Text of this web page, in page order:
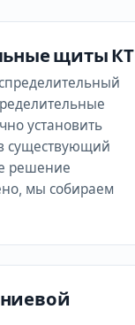
щиты КТ
установить
существующий
решение
мы собираем